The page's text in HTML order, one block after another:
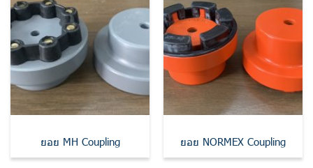
ยอย MH Coupling ยอย NORMEX Coupling